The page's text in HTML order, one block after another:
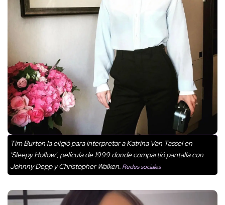
Tim Burton la eligió para interpretar a Katrina Van Tassel en
'Sleepy Hollow', película de 1999 donde compartió pantalla con
Johnny Depp y Christopher Walken. Redes sociales